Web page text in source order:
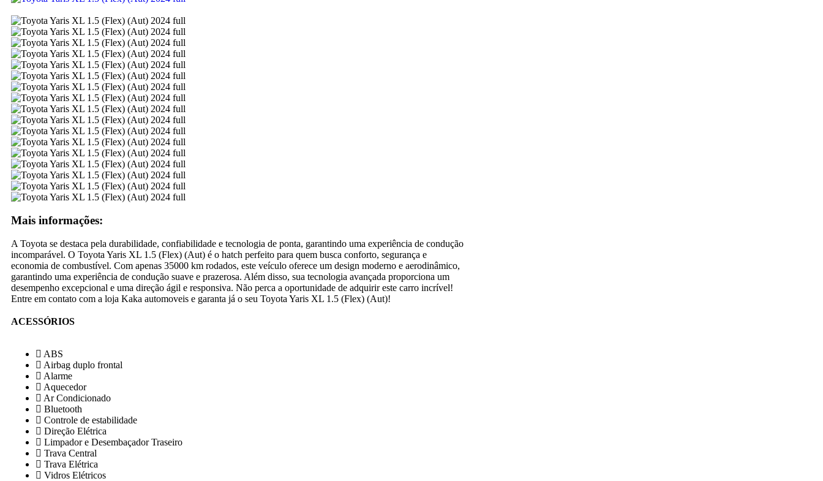
Mais informações:
A Toyota se destaca pela durabilidade, confiabilidade e tecnologia de ponta, garantindo uma experiência de condução
incomparável. O Toyota Yaris XL 1.5 (Flex) (Aut) é o hatch perfeito para quem busca conforto, segurança e
economia de combustível. Com apenas 35000 km rodados, este veículo oferece um design moderno e aerodinâmico,
garantindo uma experiência de condução suave e prazerosa. Além disso, sua tecnologia avançada proporciona um
desempenho excepcional e uma direção ágil e responsiva. Não perca a oportunidade de adquirir este carro incrível!
Entre em contato com a loja Kaka automoveis e garanta já o seu Toyota Yaris XL 1.5 (Flex) (Aut)!
ACESSÓRIOS
ABS
Airbag duplo frontal
Alarme
Aquecedor
Ar Condicionado
Bluetooth
Controle de estabilidade
Direção Elétrica
Limpador e Desembaçador Traseiro
Trava Central
Trava Elétrica
Vidros Elétricos